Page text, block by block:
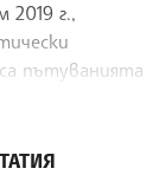
2019 г.,
пътуванията